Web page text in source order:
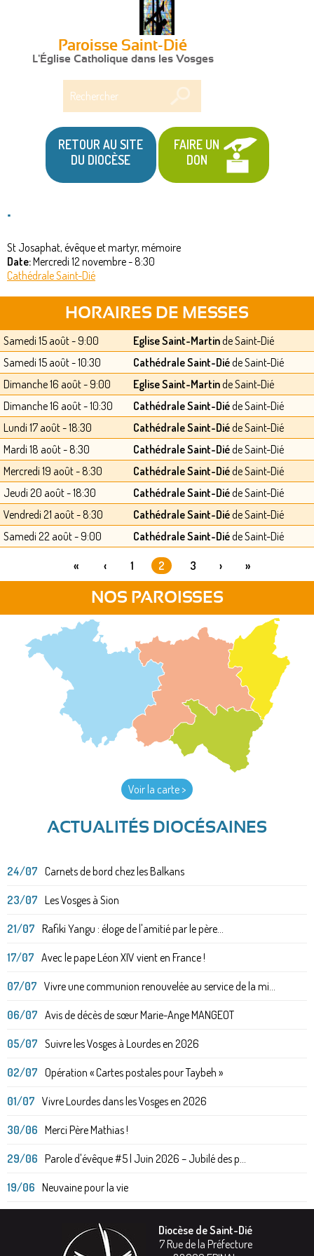
Paroisse Saint-Dié
L'Église Catholique dans les Vosges
RETOUR AU SITE
DU DIOCÈSE
FAIRE UN
DON
.
St Josaphat, évêque et martyr, mémoire
Date:Mercredi 12 novembre - 8:30
Cathédrale Saint-Dié
HORAIRES DE MESSES
Samedi 15 août - 9:00 Eglise Saint-Martinde Saint-Dié
Samedi 15 août - 10:30
Cathédrale Saint-Diéde Saint-Dié
Dimanche 16 août - 9:00
Eglise Saint-Martinde Saint-Dié
Dimanche 16 août - 10:30
Cathédrale Saint-Diéde Saint-Dié
Lundi 17 août - 18:30
Cathédrale Saint-Diéde Saint-Dié
Mardi 18 août - 8:30
Cathédrale Saint-Diéde Saint-Dié
Mercredi 19 août - 8:30
Cathédrale Saint-Diéde Saint-Dié
Jeudi 20 août - 18:30
Cathédrale Saint-Diéde Saint-Dié
Vendredi 21 août - 8:30
Cathédrale Saint-Diéde Saint-Dié
Samedi 22 août - 9:00
Cathédrale Saint-Diéde Saint-Dié
« ‹ 1 2 3 › »
NOS PAROISSES
Voir la carte >
ACTUALITÉS DIOCÉSAINES
24/07 Carnets de bord chez les Balkans
23/07 Les Vosges à Sion
21/07 Rafiki Yangu : éloge de l'amitié par le père...
17/07 Avec le pape Léon XIV vient en France !
07/07 Vivre une communion renouvelée au service de la mi...
06/07 Avis de décès de sœur Marie-Ange MANGEOT
05/07 Suivre les Vosges à Lourdes en 2026
02/07 Opération « Cartes postales pour Taybeh »
01/07 Vivre Lourdes dans les Vosges en 2026
30/06 Merci Père Mathias !
29/06 Parole d'évêque #5 | Juin 2026 – Jubilé des p...
19/06 Neuvaine pour la vie
Diocèse de Saint-Dié
7 Rue de la Préfecture